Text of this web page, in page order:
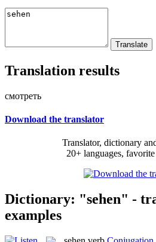
Translation results
смотреть
Download the translator
Translator, dictionary
20+ languages,
Dictionary: "sehen" -
examples